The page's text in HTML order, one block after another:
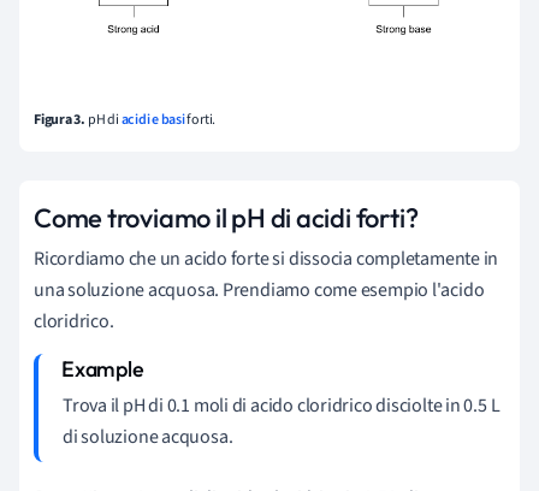
Figura 3. pH diacidi e basiforti.
Come troviamo il pH di acidi forti?
Ricordiamo che un acido forte si dissocia completamente in
una soluzione acquosa. Prendiamo come esempio l'acido
cloridrico.
Trova il pH di 0.1 moli di acido cloridrico disciolte in 0.5 L
di soluzione acquosa.